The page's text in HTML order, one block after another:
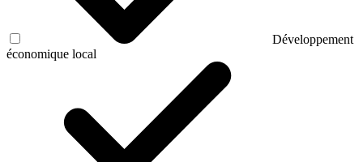
Développement
économique local